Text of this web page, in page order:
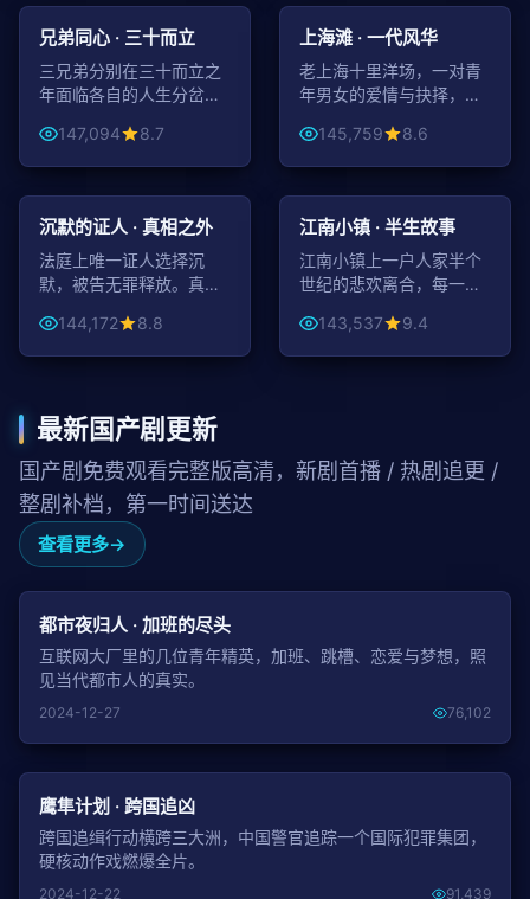
家庭
兄弟同心 · 三十而立
三兄弟分别在三十而立之
年面临各自的人生分岔
同打拼。
147,094 8.7
都市
上海滩 · 一代风华
老上海十里洋场，一对青
年男女的爱情与抉择，见
145,759 8.6
悬疑
99:19
沉默的证人 · 真相之外
法庭上唯一证人选择沉
默，被告无罪释放。真相
面。144,172 8.8
家庭
45:15
江南小镇 · 半生故事
江南小镇上一户人家半个
世纪的悲欢离合，每一年
事。143,537 9.4
最新国产剧更新
国产剧免费观看完整版高清，新剧首播 / 热剧追更 /
整剧补档，第一时间送达
查看更多
都市夜归人 · 加班的尽头
互联网大厂里的几位青年精英，加班、跳槽、恋爱与梦想，照
见当代都市人的真实。
2024-12-27 76,102
鹰隼计划 · 跨国追凶
跨国追缉行动横跨三大洲，中国警官追踪一个国际犯罪集团，
硬核动作戏燃爆全片。
2024-12-22 91,439